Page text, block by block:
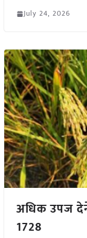
July 24, 2026
अधिक उपज
1728